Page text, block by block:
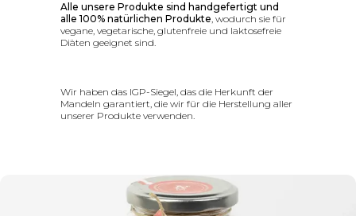
Alle unsere Produkte sind handgefertigt und
alle 100% natürlichen Produkte, wodurch sie für
vegane, vegetarische, glutenfreie und laktosefreie
Diäten geeignet sind.
Wir haben das IGP-Siegel, das die Herkunft der
Mandeln garantiert, die wir für die Herstellung aller
unserer Produkte verwenden.